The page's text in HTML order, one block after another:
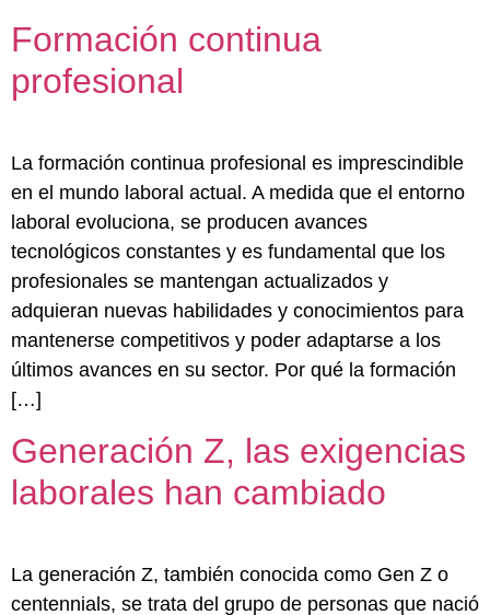
Formación continua
profesional
La formación continua profesional es imprescindible
en el mundo laboral actual. A medida que el entorno
laboral evoluciona, se producen avances
tecnológicos constantes y es fundamental que los
profesionales se mantengan actualizados y
adquieran nuevas habilidades y conocimientos para
mantenerse competitivos y poder adaptarse a los
últimos avances en su sector. Por qué la formación
[…]
Generación Z, las exigencias
laborales han cambiado
La generación Z, también conocida como Gen Z o
centennials, se trata del grupo de personas que nació